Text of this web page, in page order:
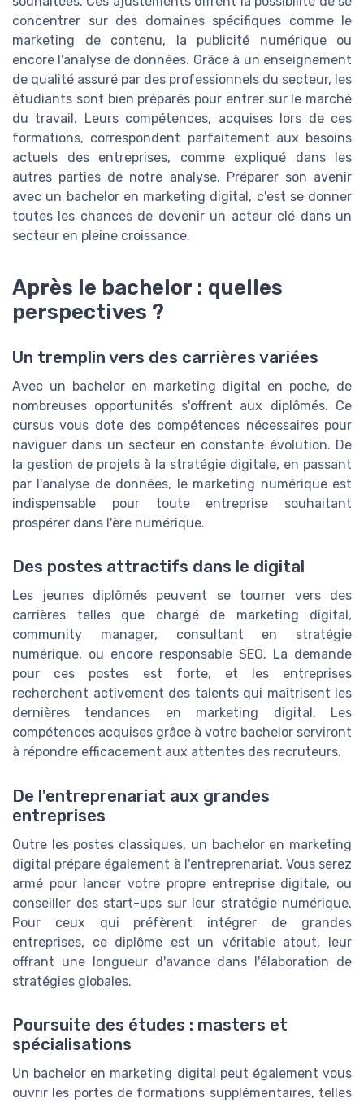
concentrer sur des domaines spécifiques comme le
marketing de contenu, la publicité numérique ou
encore l'analyse de données. Grâce à un enseignement
de qualité assuré par des professionnels du secteur, les
étudiants sont bien préparés pour entrer sur le marché
du travail. Leurs compétences, acquises lors de ces
formations, correspondent parfaitement aux besoins
actuels des entreprises, comme expliqué dans les
autres parties de notre analyse. Préparer son avenir
avec un bachelor en marketing digital, c'est se donner
toutes les chances de devenir un acteur clé dans un
secteur en pleine croissance.
Après le bachelor : quelles
perspectives ?
Un tremplin vers des carrières variées
Avec un bachelor en marketing digital en poche, de
nombreuses opportunités s'offrent aux diplômés. Ce
cursus vous dote des compétences nécessaires pour
naviguer dans un secteur en constante évolution. De
la gestion de projets à la stratégie digitale, en passant
par l'analyse de données, le marketing numérique est
indispensable pour toute entreprise souhaitant
prospérer dans l'ère numérique.
Des postes attractifs dans le digital
Les jeunes diplômés peuvent se tourner vers des
carrières telles que chargé de marketing digital,
community manager, consultant en stratégie
numérique, ou encore responsable SEO. La demande
pour ces postes est forte, et les entreprises
recherchent activement des talents qui maîtrisent les
dernières tendances en marketing digital. Les
compétences acquises grâce à votre bachelor serviront
à répondre efficacement aux attentes des recruteurs.
De l'entreprenariat aux grandes
entreprises
Outre les postes classiques, un bachelor en marketing
digital prépare également à l'entreprenariat. Vous serez
armé pour lancer votre propre entreprise digitale, ou
conseiller des start-ups sur leur stratégie numérique.
Pour ceux qui préfèrent intégrer de grandes
entreprises, ce diplôme est un véritable atout, leur
offrant une longueur d'avance dans l'élaboration de
stratégies globales.
Poursuite des études : masters et
spécialisations
Un bachelor en marketing digital peut également vous
ouvrir les portes de formations supplémentaires, telles